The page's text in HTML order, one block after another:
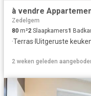
à vendre
Zedelgem
80 m²2 Slaapkamers1
·Terras· IUitgeruste
2 weken geleden